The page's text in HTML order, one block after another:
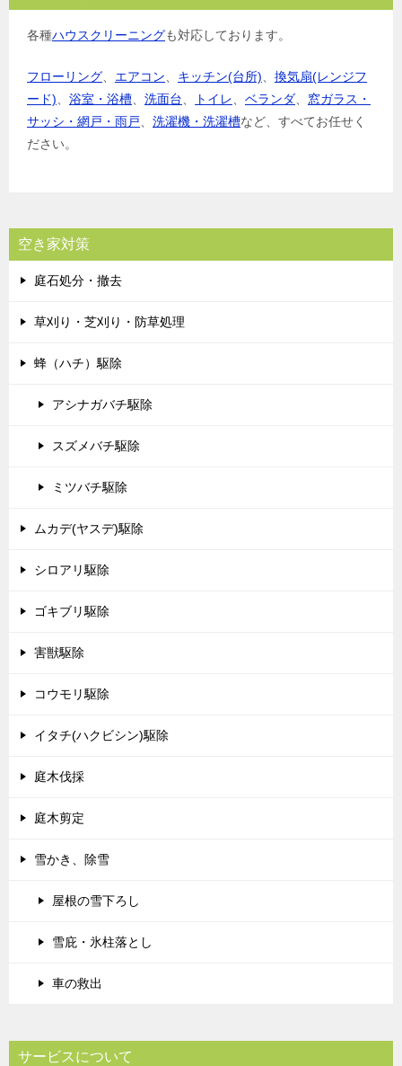
各種ハウスクリーニングも対応しております。
フローリング、 エアコン、 キッチン(台所)、 換気扇(レンジフ
ード)、 浴室・浴槽、 洗面台、 トイレ、 ベランダ、 窓ガラス・
サッシ・網戸・雨戸、 洗濯機・洗濯槽など、すべてお任せく
ださい。
空き家対策
庭石処分・撤去
草刈り・芝刈り・防草処理
蜂（ハチ）駆除
アシナガバチ駆除
スズメバチ駆除
ミツバチ駆除
ムカデ(ヤスデ)駆除
シロアリ駆除
ゴキブリ駆除
害獣駆除
コウモリ駆除
イタチ(ハクビシン)駆除
庭木伐採
庭木剪定
雪かき、除雪
屋根の雪下ろし
雪庇・氷柱落とし
車の救出
サービスについて